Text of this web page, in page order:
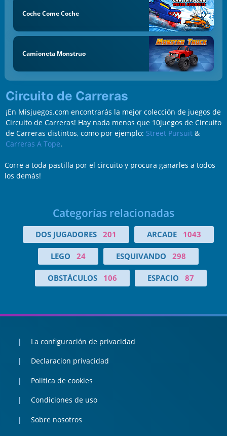
Coche Come Coche
Camioneta Monstruo
Circuito de Carreras
¡En Misjuegos.com encontrarás la mejor colección de juegos de
Circuito de Carreras! Hay nada menos que 10juegos de Circuito
de Carreras distintos, como por ejemplo: Street Pursuit&
Carreras A Tope.
Corre a toda pastilla por el circuito y procura ganarles a todos
los demás!
Categorías relacionadas
DOS JUGADORES 201 ARCADE 1043
LEGO 24 ESQUIVANDO 298
OBSTÁCULOS 106 ESPACIO 87
La configuración de privacidad
Declaracion privacidad
Politica de cookies
Condiciones de uso
Sobre nosotros